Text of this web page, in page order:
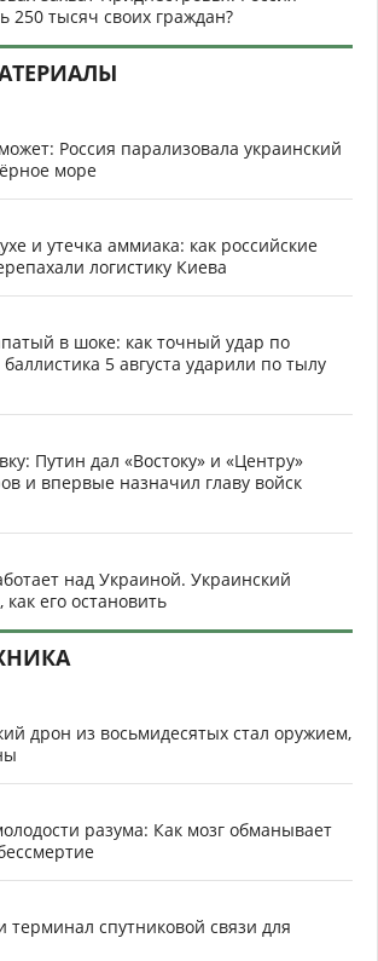
250 тысяч своих граждан?
Россия парализовала украинский
море
и утечка аммиака: как российские
логистику Киева
в шоке: как точный удар по
5 августа ударили по тылу
Путин дал «Востоку» и «Центру»
и впервые назначил главу войск
над Украиной. Украинский
как его остановить
дрон из восьмидесятых стал оружием,
разума: Как мозг обманывает
терминал спутниковой связи для